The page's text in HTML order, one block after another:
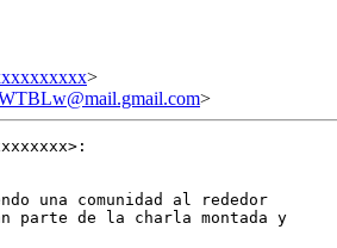
>
>
una comunidad al rededor
parte de la charla montada y